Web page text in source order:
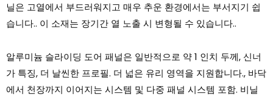
닐은 고열에서 부드러워지고 매우 추운 환경에서는 부서지기 쉽
습니다.. 이 소재는 장기간 열 노출 시 변형될 수 있습니다..
알루미늄 슬라이딩 도어 패널은 일반적으로 약 1 인치 두께, 신너
가 특징, 더 날씬한 프로필. 더 넓은 유리 영역을 지원합니다., 바닥
에서 천장까지 이어지는 시스템 및 다중 패널 시스템 포함. 비닐